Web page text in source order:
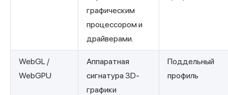
графическим
процессором и
драйверами.
WebGL /
WebGPU
Аппаратная
сигнатура 3D-
графики
Поддельный
профиль